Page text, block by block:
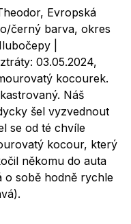
Evropská
černý barva, okres
|
03.05.2024,
kocourek.
Náš
šel vyzvednout
se od té chvíle
kocour, který
někomu do auta
o sobě hodně rychle